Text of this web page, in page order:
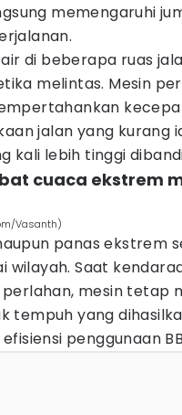
memengaruhi
di beberapa ruas
melintas. Mesin
jalan yang kurang
kali lebih tinggi
cuaca ekstrem
Vasanth)
panas ekstrem
wilayah. Saat
mesin tetap
tempuh yang
penggunaan